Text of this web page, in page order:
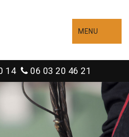
MENU
14 06 03 20 46 21